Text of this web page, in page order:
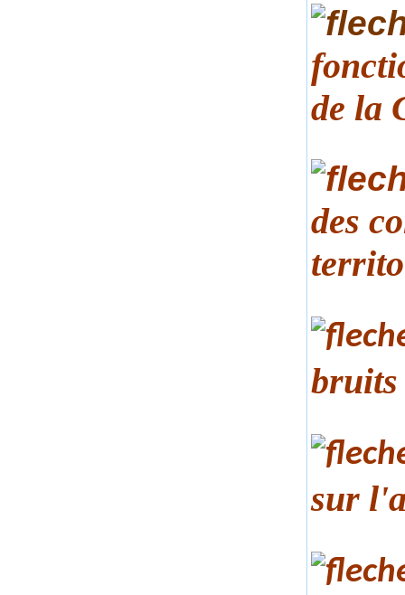
de la
des
sur